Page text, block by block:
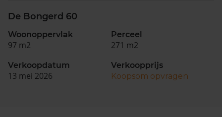
De Bongerd 60
Woonoppervlak
97 m2
Perceel
271 m2
Verkoopdatum
13 mei 2026
Verkoopprijs
Koopsom opvragen